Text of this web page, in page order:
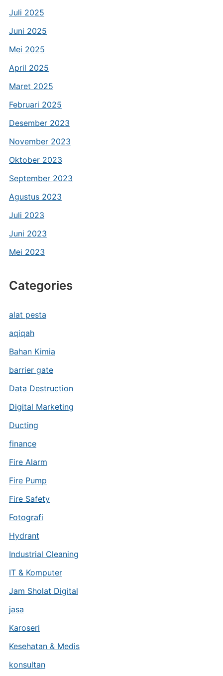
Juli 2025
Juni 2025
Mei 2025
April 2025
Maret 2025
Februari 2025
Desember 2023
November 2023
Oktober 2023
September 2023
Agustus 2023
Juli 2023
Juni 2023
Mei 2023
Categories
alat pesta
aqiqah
Bahan Kimia
barrier gate
Data Destruction
Digital Marketing
Ducting
finance
Fire Alarm
Fire Pump
Fire Safety
Fotografi
Hydrant
Industrial Cleaning
IT & Komputer
Jam Sholat Digital
jasa
Karoseri
Kesehatan & Medis
konsultan